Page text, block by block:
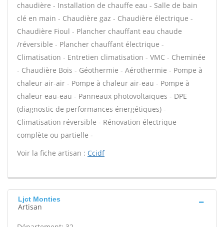
chaudière - Installation de chauffe eau - Salle de bain
clé en main - Chaudière gaz - Chaudière électrique -
Chaudière Fioul - Plancher chauffant eau chaude
/réversible - Plancher chauffant électrique -
Climatisation - Entretien climatisation - VMC - Cheminée
- Chaudière Bois - Géothermie - Aérothermie - Pompe à
chaleur air-air - Pompe à chaleur air-eau - Pompe à
chaleur eau-eau - Panneaux photovoltaïques - DPE
(diagnostic de performances énergétiques) -
Climatisation réversible - Rénovation électrique
complète ou partielle -
Voir la fiche artisan : Ccidf
Ljct Monties
Artisan